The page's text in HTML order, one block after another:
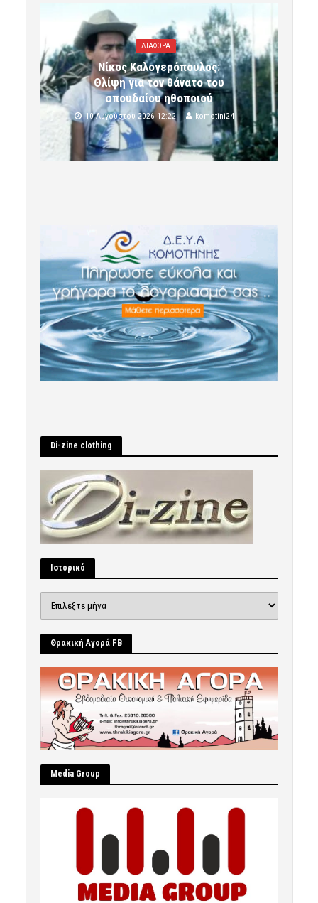
ΔΙΑΦΟΡΑ
Νίκος Καλογερόπουλος:
Θλίψη για τον θάνατο του
σπουδαίου ηθοποιού
10 Αυγούστου 2026 12:22 komotini24
Di-zine clothing
Ιστορικό
Θρακική Αγορά FB
Μedia Group